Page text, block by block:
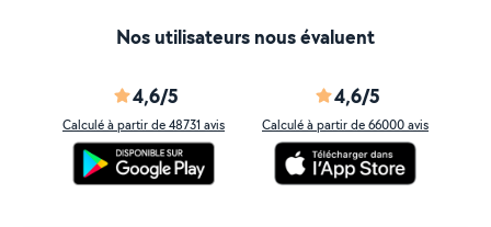
Nos utilisateurs nous évaluent
4,6/5
Calculé à partir de 48731 avis
4,6/5
Calculé à partir de 66000 avis